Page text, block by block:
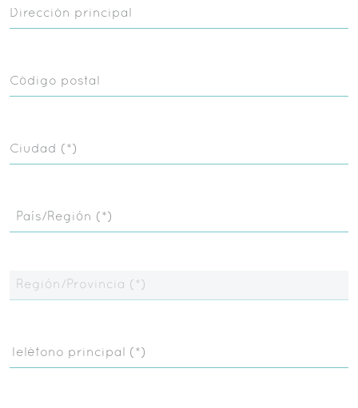
Dirección principal
Código postal
Ciudad (*)
País/Región (*)
Región/Provincia (*)
Teléfono principal (*)